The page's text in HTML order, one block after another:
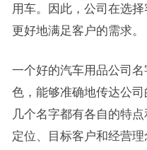
用车。因此，公司在选
更好地满足客户的需求。
一个好的汽车用品公司
色，能够准确地传达公
几个名字都有各自的特
定位、目标客户和经营